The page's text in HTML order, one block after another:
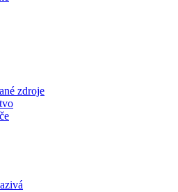
zdroje